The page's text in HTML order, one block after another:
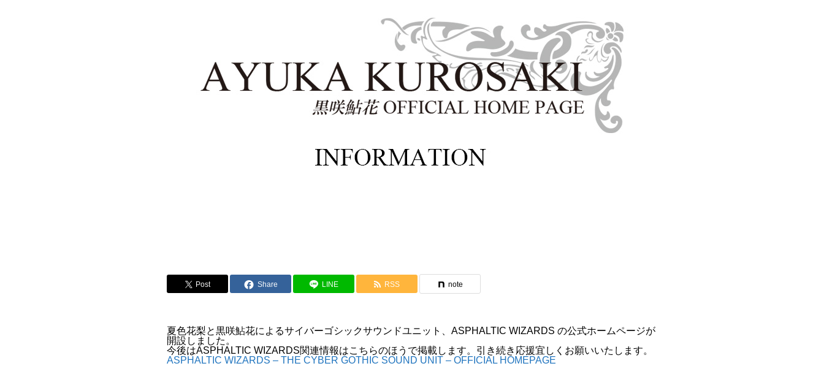
Post Share LINE RSS note
夏色花梨と黒咲鮎花によるサイバーゴシックサウンドユニット、ASPHALTIC WIZARDS の公式ホームページが
開設しました。
今後はASPHALTIC WIZARDS関連情報はこちらのほうで掲載します。引き続き応援宜しくお願いいたします。
ASPHALTIC WIZARDS – THE CYBER GOTHIC SOUND UNIT – OFFICIAL HOMEPAGE